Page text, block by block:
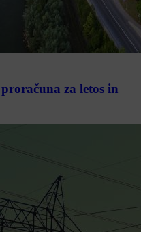
za letos in